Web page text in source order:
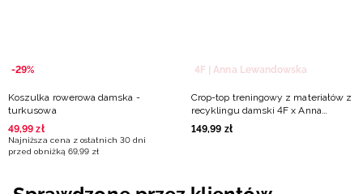
-29%
Koszulka rowerowa damska -
turkusowa
49,99 zł
Najniższa cena z ostatnich 30 dni
przed obniżką 69,99 zł
4F | Anna Lewandowska
Crop-top treningowy z materiałów z
recyklingu damski 4F x Anna
Lewandowska
149,99 zł